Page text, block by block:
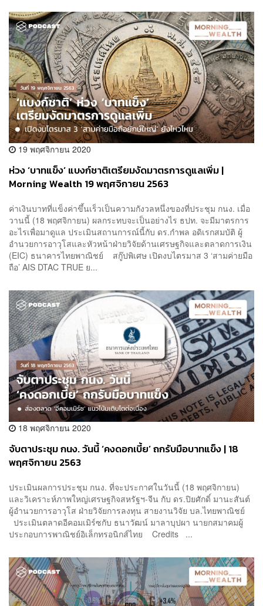
19 พฤศจิกายน 2020
ห่วง ‘บาทแข็ง’ แบงก์ชาติเตรียมงัดมาตรการดูแลเพิ่ม |
Morning Wealth 19 พฤศจิกายน 2563
ค่าเงินบาทที่แข็งค่าขึ้นเร็วเป็นความกังวลหนึ่งของที่ประชุม กนง. เมื่อ
วานนี้ (18 พฤศจิกายน) ผลกระทบจะเป็นอย่างไร ธปท. จะมีมาตรการ
อะไรเพื่อมาดูแล ประเมินสถานการณ์นี้กับ ดร.กำพล อดิเรกสมบัติ ผู้
อำนวยการอาวุโสและหัวหน้าฝ่ายวิจัยด้านเศรษฐกิจและตลาดการเงิน
(EIC) ธนาคารไทยพาณิชย์ สกู๊ปพิเศษ เปิดงบไตรมาส 3 ‘สามค่ายมือ
ถือ’ AIS DTAC TRUE ย...
18 พฤศจิกายน 2020
จับตาประชุม กนง. วันนี้ ‘คงดอกเบี้ย’ ถกรับมือบาทแข็ง | 18
พฤศจิกายน 2563
ประเมินผลการประชุม กนง. ที่จะประกาศในวันนี้ (18 พฤศจิกายน)
และวิเคราะห์ภาพใหญ่เศรษฐกิจสหรัฐฯ-จีน กับ ดร.ปิยศักดิ์ มานะสันต์
ผู้อำนวยการอาวุโส ฝ่ายวิจัยการลงทุน สายงานวิจัย บล.ไทยพาณิชย์
ประเมินตลาดอีคอมเมิร์ซกับ ธนาวัฒน์ มาลาบุปผา นายกสมาคมผู้
ประกอบการพาณิชย์อิเล็กทรอนิกส์ไทย Credits ...